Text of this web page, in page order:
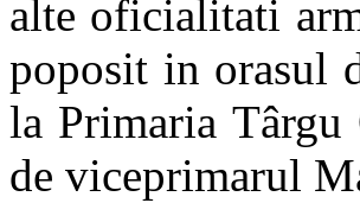
alte oficialitati
poposit in orasul
la Primaria
de viceprimarul